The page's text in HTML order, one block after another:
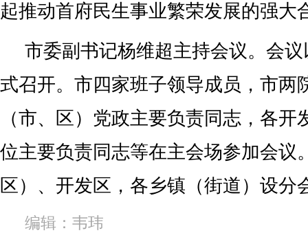
起推动首府民生事业繁荣发展的强大
市委副书记杨维超主持会议。会
式召开。市四家班子领导成员，市两
（市、区）党政主要负责同志，各开
位主要负责同志等在主会场参加会议
区）、开发区，各乡镇（街道）设分
编辑：韦玮